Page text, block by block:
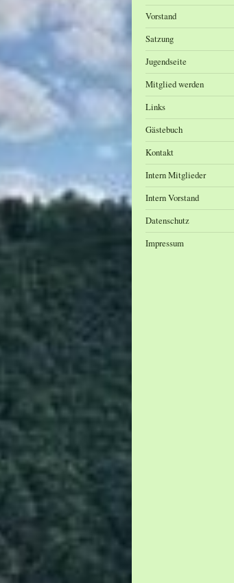
Vorstand
Satzung
Jugendseite
Mitglied werden
Links
Gästebuch
Kontakt
Intern Mitglieder
Intern Vorstand
Datenschutz
Impressum